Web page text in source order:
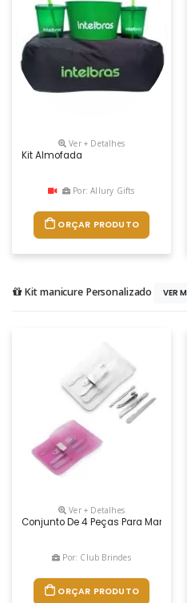
Ver + Detalhes
Kit Almofada
Por: Allury Gifts
ORÇAR PRODUTO
Kit manicure Personalizado VER
Ver + Detalhes
Conjunto De 4 Peças Para
Por: Club Brindes
ORÇAR PRODUTO